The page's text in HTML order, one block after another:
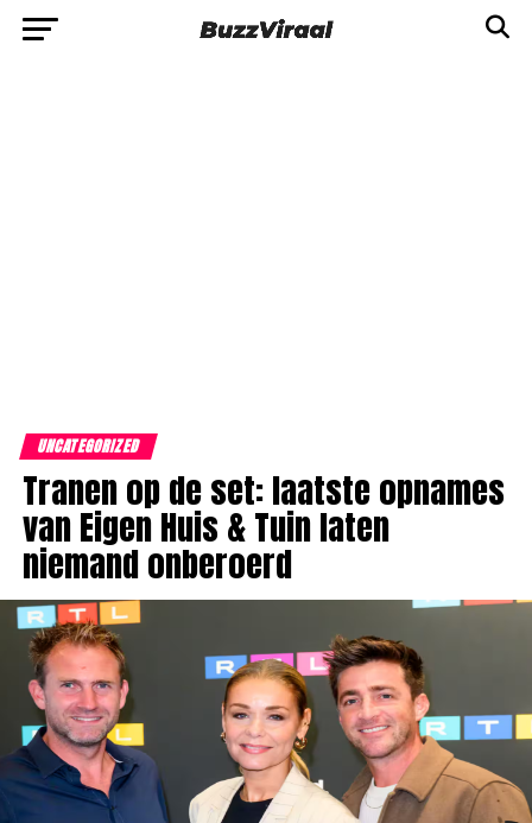
UNCATEGORIZED
Tranen op de set: laatste opnames
van Eigen Huis & Tuin laten
niemand onberoerd